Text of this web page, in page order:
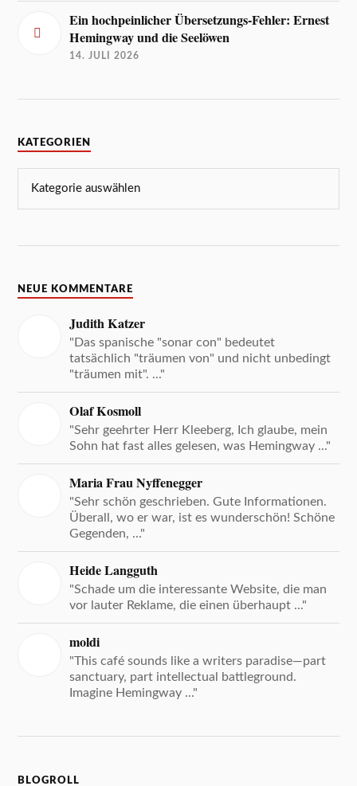
Ein hochpeinlicher Übersetzungs-Fehler: Ernest
Hemingway und die Seelöwen
14. JULI 2026
KATEGORIEN
NEUE KOMMENTARE
Judith Katzer
"Das spanische "sonar con" bedeutet
tatsächlich "träumen von" und nicht unbedingt
"träumen mit". ..."
Olaf Kosmoll
"Sehr geehrter Herr Kleeberg, Ich glaube, mein
Sohn hat fast alles gelesen, was Hemingway ..."
Maria Frau Nyffenegger
"Sehr schön geschrieben. Gute Informationen.
Überall, wo er war, ist es wunderschön! Schöne
Gegenden, ..."
Heide Langguth
"Schade um die interessante Website, die man
vor lauter Reklame, die einen überhaupt ..."
moldi
"This café sounds like a writers paradise—part
sanctuary, part intellectual battleground.
Imagine Hemingway ..."
BLOGROLL